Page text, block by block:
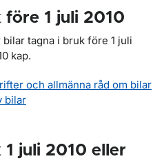
före 1 juli 2010
tagna i bruk före 1 juli
kap.
och allmänna råd om bilar
bilar
1 juli 2010 eller